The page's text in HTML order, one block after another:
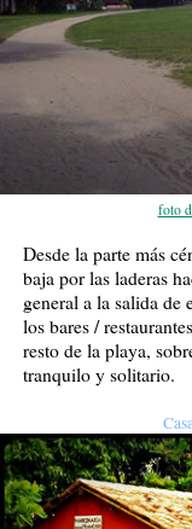
foto
Desde la parte más
baja por las laderas
general a la salida de
los bares /
resto de la playa,
tranquilo y solitario.